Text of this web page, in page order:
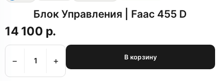
Блок Управления | Faac 455 D
14 100 р.
− + В корзину